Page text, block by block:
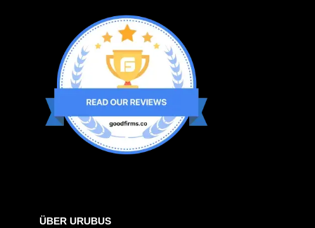
ÜBER URUBUS